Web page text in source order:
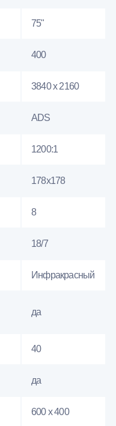
75"
400
3840 x 2160
ADS
1200:1
178x178
8
18/7
Инфракрасный
да
40
да
600 x 400